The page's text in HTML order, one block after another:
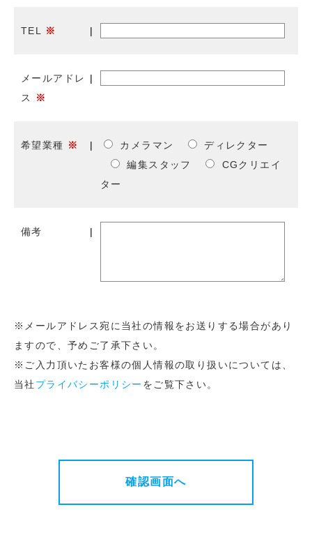
TEL ※
メールアドレ
ス
※
希望業種 ※ カメラマン
ディレクター
編集スタッフ
CGクリエイ
ター
備考
※メールアドレス宛に当社の情報をお送りする場合があり
ますので、予めご了承下さい。
※ご入力頂いたお客様の個人情報の取り扱いについては、
当社 プライバシーポリシー をご覧下さい。